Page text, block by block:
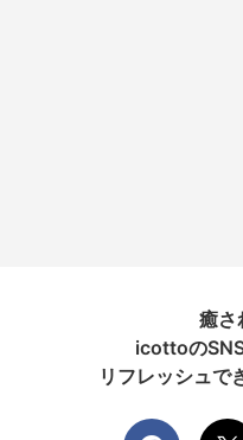
癒さ
icottoのSNS
リフレッシュで